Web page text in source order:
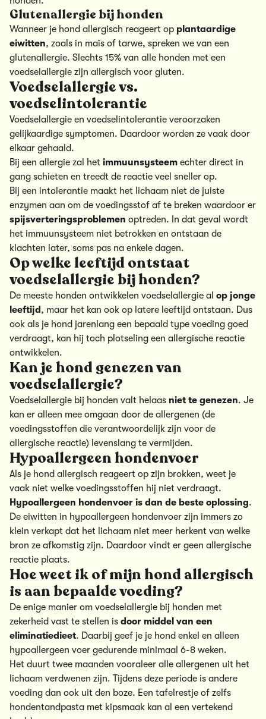
Glutenallergie bij honden
Wanneer je hond allergisch reageert op plantaardige
eiwitten, zoals in maïs of tarwe, spreken we van een
glutenallergie. Slechts 15% van alle honden met een
voedselallergie zijn allergisch voor gluten.
Voedselallergie vs.
voedselintolerantie
Voedselallergie en voedselintolerantie veroorzaken
gelijkaardige symptomen. Daardoor worden ze vaak door
elkaar gehaald.
Bij een allergie zal het immuunsysteem echter direct in
gang schieten en treedt de reactie veel sneller op.
Bij een intolerantie maakt het lichaam niet de juiste
enzymen aan om de voedingsstof af te breken waardoor er
spijsverteringsproblemen optreden. In dat geval wordt
het immuunsysteem niet betrokken en ontstaan de
klachten later, soms pas na enkele dagen.
Op welke leeftijd ontstaat
voedselallergie bij honden?
De meeste honden ontwikkelen voedselallergie al op jonge
leeftijd , maar het kan ook op latere leeftijd ontstaan. Dus
ook als je hond jarenlang een bepaald type voeding goed
verdraagt, kan hij toch plotseling een allergische reactie
ontwikkelen.
Kan je hond genezen van
voedselallergie?
Voedselallergie bij honden valt helaas niet te genezen. Je
kan er alleen mee omgaan door de allergenen (de
voedingsstoffen die verantwoordelijk zijn voor de
allergische reactie) levenslang te vermijden.
Hypoallergeen hondenvoer
Als je hond allergisch reageert op zijn brokken, weet je
vaak niet welke voedingsstoffen hij niet verdraagt.
Hypoallergeen hondenvoer is dan de beste oplossing.
De eiwitten in hypoallergeen hondenvoer zijn immers zo
klein verkapt dat het lichaam niet meer herkent van welke
bron ze afkomstig zijn. Daardoor vindt er geen allergische
reactie plaats.
Hoe weet ik of mijn hond allergisch
is aan bepaalde voeding?
De enige manier om voedselallergie bij honden met
zekerheid vast te stellen is door middel van een
eliminatiedieet. Daarbij geef je je hond enkel en alleen
hypoallergeen voer gedurende minimaal 6-8 weken.
Het duurt twee maanden vooraleer alle allergenen uit het
lichaam verdwenen zijn. Tijdens deze periode is andere
voeding dan ook uit den boze. Een tafelrestje of zelfs
hondentandpasta met kipsmaak kan al een vertekend